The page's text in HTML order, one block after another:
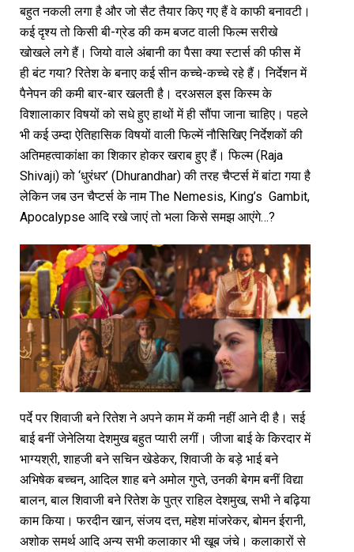
बहुत नकली लगा है और जो सैट तैयार किए गए हैं वे काफी बनावटी।
कई दृश्य तो किसी बी-ग्रेड की कम बजट वाली फिल्म सरीखे
खोखले लगे हैं। जियो वाले अंबानी का पैसा क्या स्टार्स की फीस में
ही बंट गया? रितेश के बनाए कई सीन कच्चे-कच्चे रहे हैं। निर्देशन में
पैनेपन की कमी बार-बार खलती है। दरअसल इस किस्म के
विशालाकार विषयों को सधे हुए हाथों में ही सौंपा जाना चाहिए। पहले
भी कई उम्दा ऐतिहासिक विषयों वाली फिल्में नौसिखिए निर्देशकों की
अतिमहत्वाकांक्षा का शिकार होकर खराब हुए हैं। फिल्म (Raja
Shivaji) को ‘धुरंधर’ (Dhurandhar) की तरह चैप्टर्स में बांटा गया है
लेकिन जब उन चैप्टर्स के नाम The Nemesis, King’s Gambit,
Apocalypse आदि रखे जाएं तो भला किसे समझ आएंगे…?
पर्दे पर शिवाजी बने रितेश ने अपने काम में कमी नहीं आने दी है। सई
बाई बनीं जेनेलिया देशमुख बहुत प्यारी लगीं। जीजा बाई के किरदार में
भाग्यश्री, शाहजी बने सचिन खेडेकर, शिवाजी के बड़े भाई बने
अभिषेक बच्चन, आदिल शाह बने अमोल गुप्ते, उनकी बेगम बनीं विद्या
बालन, बाल शिवाजी बने रितेश के पुत्र राहिल देशमुख, सभी ने बढ़िया
काम किया। फरदीन खान, संजय दत्त, महेश मांजरेकर, बोमन ईरानी,
अशोक समर्थ आदि अन्य सभी कलाकार भी खूब जंचे। कलाकारों से